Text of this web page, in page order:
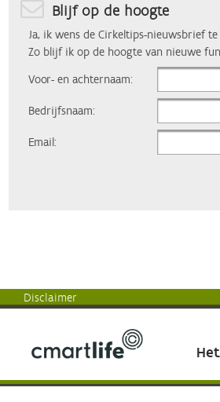
Blijf op de hoogte
Ja, ik wens de Cirkeltips-nieuwsbrief te
Zo blijf ik op de hoogte van nieuwe
Voor- en achternaam:
Bedrijfsnaam:
Email:
Disclaimer